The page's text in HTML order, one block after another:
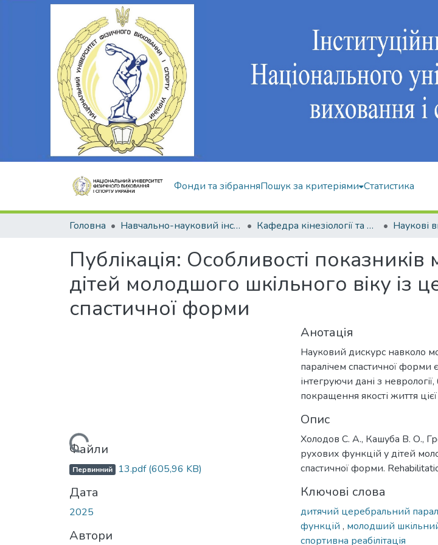
Фонди та зібранняПошук за критеріями Статистика
Головна Навчально-науковий інститут здоров'я, реабілітації та фізичного виховання Кафедра кінезіології та фізкультурно-спортивної реабілітації Наукові
Публікація: Особливості
дітей молодшого шкільного віку із
спастичної форми
Вантажиться...Файли
Первинний 13.pdf(605,96 KB)
Дата
2025
Автори
Анотація
Науковий дискурс навколо
паралічем спастичної форми
інтегруючи дані з неврології,
покращення якості життя цієї
Опис
Холодов С. А., Кашуба В. О.,
рухових функцій у дітей
спастичної форми.
Ключові слова
дитячий церебральний
функцій , молодший
спортивна реабілітація